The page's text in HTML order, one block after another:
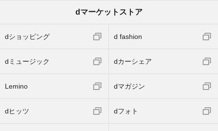
dマーケットストア
dショッピング d fashion
dミュージック dカーシェア
Lemino dマガジン
dヒッツ dフォト